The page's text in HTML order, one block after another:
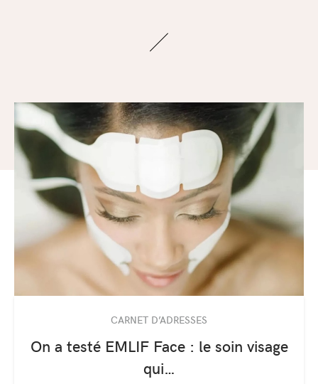
CARNET D’ADRESSES
On a testé EMLIF Face : le soin visage
qui…